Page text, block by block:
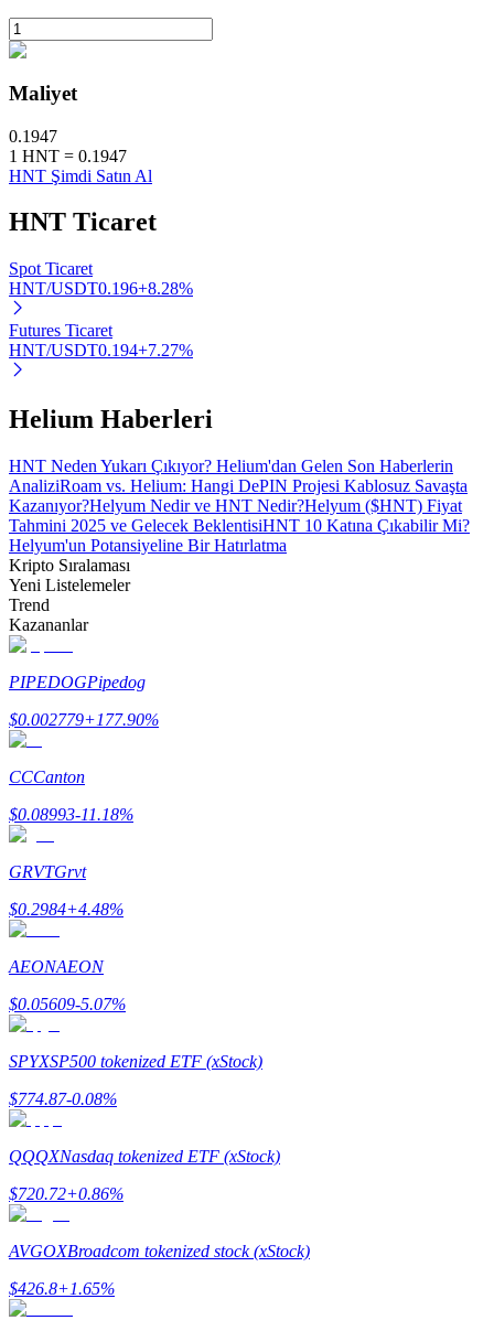
Otomatik Yatırım
Uzun vadeli kâr ve esnek çıkarlar elde edin
Stake Etmeyi Öğrenin
Bitrue Ortakları
Yönlendirme
Arkadaşını davet et, nakit ödüller kazan
BTC Welcome Rewards
Maliyet
0.1947
1 HNT = 0.1947
HNT Şimdi Satın Al
HNT Ticaret
Spot Ticaret
HNT/USDT0.196+8.28%
Futures Ticaret
HNT/USDT0.194+7.27%
Helium Haberleri
HNT Neden Yukarı Çıkıyor? Helium'dan Gelen Son Haberlerin
AnaliziRoam vs. Helium: Hangi DePIN Projesi Kablosuz Savaşta
Kazanıyor?Helyum Nedir ve HNT Nedir?Helyum ($HNT) Fiyat
Tahmini 2025 ve Gelecek BeklentisiHNT 10 Katına Çıkabilir Mi?
Helyum'un Potansiyeline Bir Hatırlatma
Kripto Sıralaması
Yeni Listelemeler
Trend
Kazananlar
PIPEDOGPipedog
$0.002779+177.90%
CCCanton
$0.08993-11.18%
GRVTGrvt
$0.2984+4.48%
AEONAEON
$0.05609-5.07%
SPYXSP500 tokenized ETF (xStock)
$774.87-0.08%
QQQXNasdaq tokenized ETF (xStock)
$720.72+0.86%
AVGOXBroadcom tokenized stock (xStock)
$426.8+1.65%